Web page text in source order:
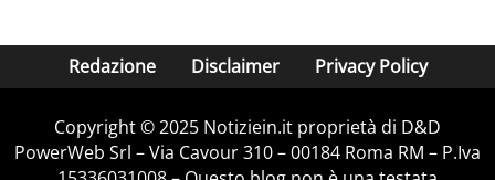
Redazione Disclaimer Privacy Policy
Copyright © 2025 Notiziein.it proprietà di D&D
PowerWeb Srl – Via Cavour 310 – 00184 Roma RM – P.Iva